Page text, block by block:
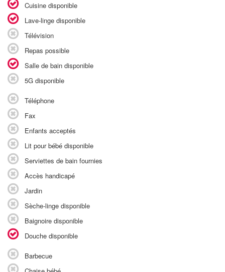
Cuisine disponible
Lave-linge disponible
Télévision
Repas possible
Salle de bain disponible
5G disponible
Téléphone
Fax
Enfants acceptés
Lit pour bébé disponible
Serviettes de bain fournies
Accès handicapé
Jardin
Sèche-linge disponible
Baignoire disponible
Douche disponible
Barbecue